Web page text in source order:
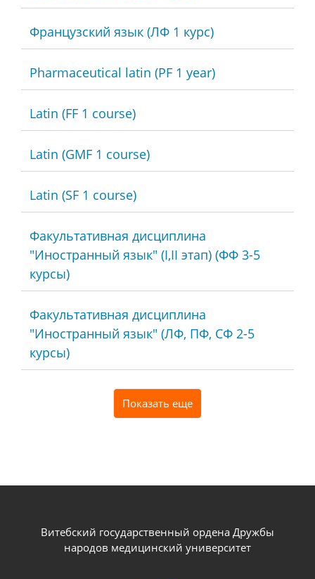
Французский язык (ЛФ 1 курс)
Pharmaceutical latin (PF 1 year)
Latin (FF 1 course)
Latin (GMF 1 course)
Latin (SF 1 course)
Факультативная дисциплина
"Иностранный язык" (I,II этап) (ФФ 3-5
курсы)
Факультативная дисциплина
"Иностранный язык" (ЛФ, ПФ, СФ 2-5
курсы)
Показать еще
Витебский государственный ордена Дружбы
народов медицинский университет